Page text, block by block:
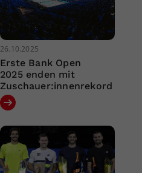
26.10.2025
Erste Bank Open
2025 enden mit
Zuschauer:innenrekord